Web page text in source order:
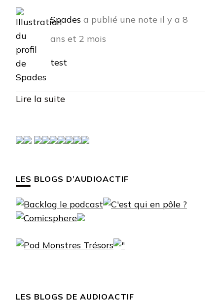
Spades a publié une note il y a 8
ans et 2 mois
test
Lire la suite
LES BLOGS D’AUDIOACTIF
LES BLOGS DE AUDIOACTIF